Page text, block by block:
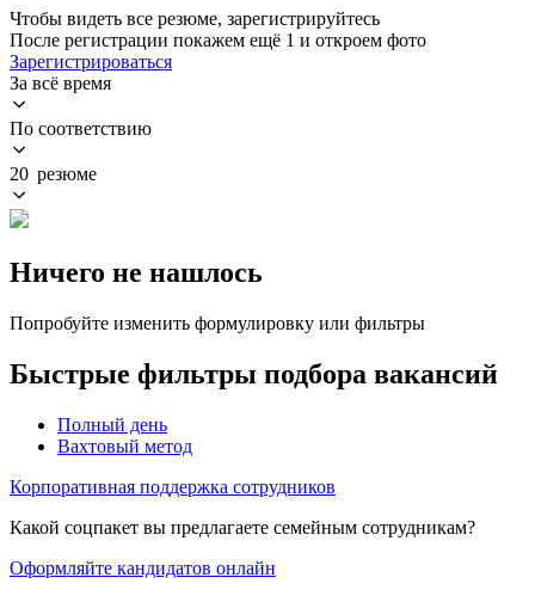
Чтобы видеть все резюме, зарегистрируйтесь
После регистрации покажем ещё 1 и откроем фото
Зарегистрироваться
За всё время
По соответствию
20 резюме
Ничего не нашлось
Попробуйте изменить формулировку или фильтры
Быстрые фильтры подбора вакансий
Полный день
Вахтовый метод
Корпоративная поддержка сотрудников
Какой соцпакет вы предлагаете семейным сотрудникам?
Оформляйте кандидатов онлайн